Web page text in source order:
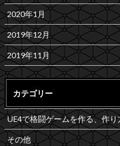
2020年1月
2019年12月
2019年11月
カテゴリー
UE4で格闘ゲームを作る、作
その他